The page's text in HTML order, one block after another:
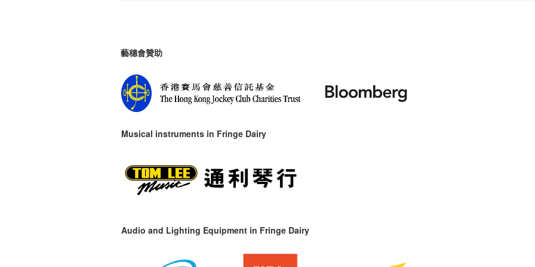
藝穗會贊助
Musical instruments in Fringe Dairy
Audio and Lighting Equipment in Fringe Dairy